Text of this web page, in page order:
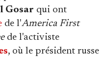
Gosar qui ont
de l'America First
de l'activiste
, où le président russe